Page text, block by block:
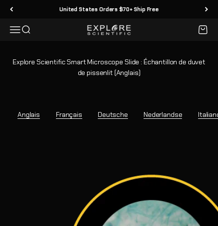
Passer au contenu United States Orders $70+ Ship Free
MenuRecherche Explore Scientific Panier
Explore Scientific Smart Microscope Slide : Échantillon de duvet
de pissenlit (Anglais)
Anglais Français Deutsche Nederlandse